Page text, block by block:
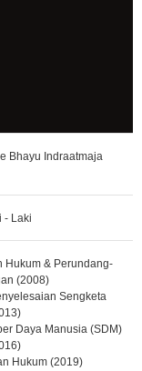
Bhayu Indraatmaja
- Laki
Hukum & Perundang-
(2008)
Sengketa
Daya Manusia (SDM)
Hukum (2019)